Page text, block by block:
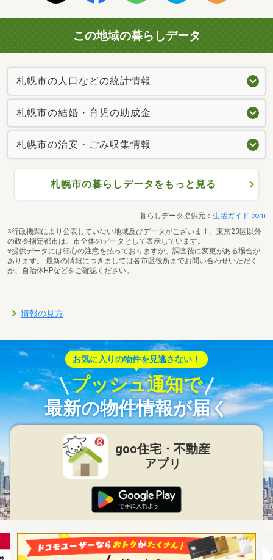
この地域の暮らしデータ
札幌市の人口などの統計情報
札幌市の結婚・育児の助成金
札幌市の治安・ごみ収集情報
札幌市の暮らしデータをもっと見る
暮らしデータ提供元： 生活ガイド.com
※行政機関により公表していない地域及びデータがございます。東京23区以外
の政令指定都市は、市全体のデータとして表示しています。
※提供データには細心の注意を払っておりますが、調査後に変更がある場合が
あります。 最新の情報につきましては各市区役所までお問い合わせいただく
か、自治体HPなどをご確認ください。
情報の見方
お気に入りの物件を見逃さない！
プッシュ通知で
最新の物件情報が届く
goo住宅・不動産
アプリ